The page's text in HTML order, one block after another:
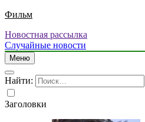
Фильм
Новостная рассылка
Случайные новости
Меню
Найти:
Заголовки